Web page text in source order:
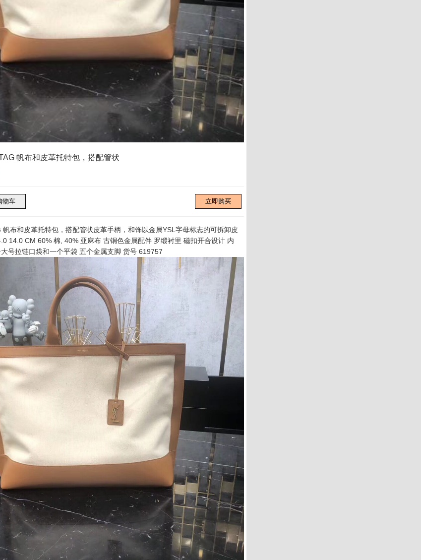
帆布和皮革托特包，搭配管状
帆布和皮革托特包，搭配管状皮革手柄，和饰以金属YSL字母标志的可拆卸皮
14.0 CM 60% 棉, 40% 亚麻布 古铜色金属配件 罗缎衬里 磁扣开合设计 内
号拉链口袋和一个平袋 五个金属支脚 货号 619757